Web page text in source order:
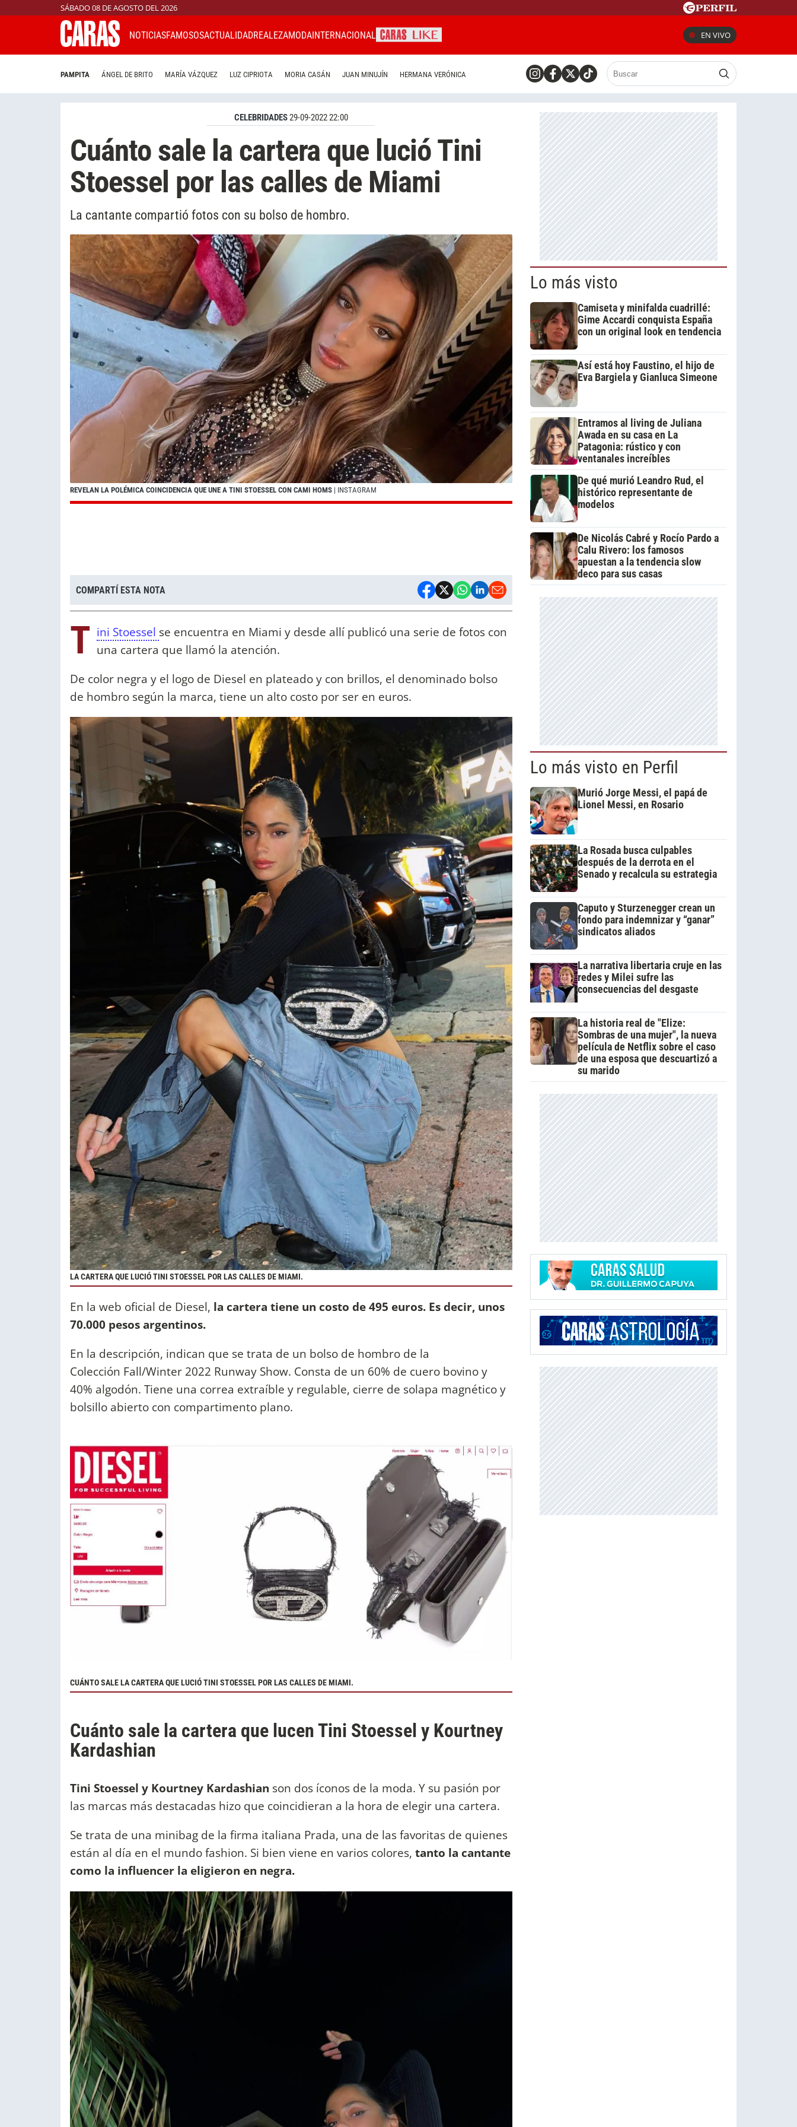
SÁBADO 08 DE AGOSTO DEL 2026
NOTICIASFAMOSOSACTUALIDADREALEZAMODAINTERNACIONAL EN VIVO
PAMPITA ÁNGEL DE BRITO MARÍA VÁZQUEZ LUZ CIPRIOTA MORIA CASÁN JUAN MINUJÍN HERMANA VERÓNICA
CELEBRIDADES29-09-2022 22:00
Cuánto sale la cartera que lució Tini
Stoessel por las calles de Miami
La cantante compartió fotos con su bolso de hombro.
REVELAN LA POLÉMICA COINCIDENCIA QUE UNE A TINI STOESSEL CON CAMI HOMS | INSTAGRAM
COMPARTÍ ESTA NOTA
T ini Stoessel se encuentra en Miami y desde allí publicó una serie de fotos con
una cartera que llamó la atención.
De color negra y el logo de Diesel en plateado y con brillos, el denominado bolso
de hombro según la marca, tiene un alto costo por ser en euros.
LA CARTERA QUE LUCIÓ TINI STOESSEL POR LAS CALLES DE MIAMI.
En la web oficial de Diesel, la cartera tiene un costo de 495 euros. Es decir, unos
70.000 pesos argentinos.
En la descripción, indican que se trata de un bolso de hombro de la
Colección Fall/Winter 2022 Runway Show. Consta de un 60% de cuero bovino y
40% algodón. Tiene una correa extraíble y regulable, cierre de solapa magnético y
bolsillo abierto con compartimento plano.
CUÁNTO SALE LA CARTERA QUE LUCIÓ TINI STOESSEL POR LAS CALLES DE MIAMI.
Cuánto sale la cartera que lucen Tini Stoessel y Kourtney
Kardashian
Tini Stoessel y Kourtney Kardashian son dos íconos de la moda. Y su pasión por
las marcas más destacadas hizo que coincidieran a la hora de elegir una cartera.
Se trata de una minibag de la firma italiana Prada, una de las favoritas de quienes
están al día en el mundo fashion. Si bien viene en varios colores, tanto la cantante
como la influencer la eligieron en negra.
Lo más visto
Camiseta y minifalda cuadrillé:
Gime Accardi conquista España
con un original look en tendencia
Así está hoy Faustino, el hijo de
Eva Bargiela y Gianluca Simeone
Entramos al living de Juliana
Awada en su casa en La
Patagonia: rústico y con
ventanales increíbles
De qué murió Leandro Rud, el
histórico representante de
modelos
De Nicolás Cabré y Rocío Pardo a
Calu Rivero: los famosos
apuestan a la tendencia slow
deco para sus casas
Lo más visto en Perfil
Murió Jorge Messi, el papá de
Lionel Messi, en Rosario
La Rosada busca culpables
después de la derrota en el
Senado y recalcula su estrategia
Caputo y Sturzenegger crean un
fondo para indemnizar y “ganar”
sindicatos aliados
La narrativa libertaria cruje en las
redes y Milei sufre las
consecuencias del desgaste
La historia real de "Elize:
Sombras de una mujer", la nueva
película de Netflix sobre el caso
de una esposa que descuartizó a
su marido